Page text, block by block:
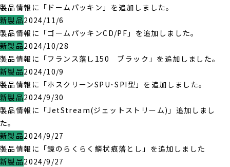
製品情報に「ドームパッキン」を追加しました。
新製品2024/11/6
製品情報に「ゴームパッキンCD/PF」を追加しました。
新製品2024/10/28
製品情報に「フランス落し150 ブラック」を追加しました。
新製品2024/10/9
製品情報に「ホスクリーンSPU･SPI型」を追加しました。
新製品2024/9/30
製品情報に「JetStream(ジェットストリーム)」追加しまし
た。
新製品2024/9/27
製品情報に「鏡のらくらく鱗状痕落とし」を追加しました
新製品2024/9/27